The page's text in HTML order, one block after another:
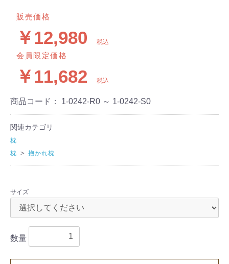
販売価格
￥12,980 税込
会員限定価格
￥11,682 税込
商品コード： 1-0242-R0 ～ 1-0242-S0
関連カテゴリ
枕
枕 ＞ 抱かれ枕
サイズ
数量